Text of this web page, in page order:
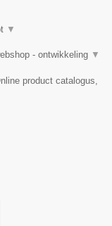
▼
- ontwikkeling ▼
product catalogus,